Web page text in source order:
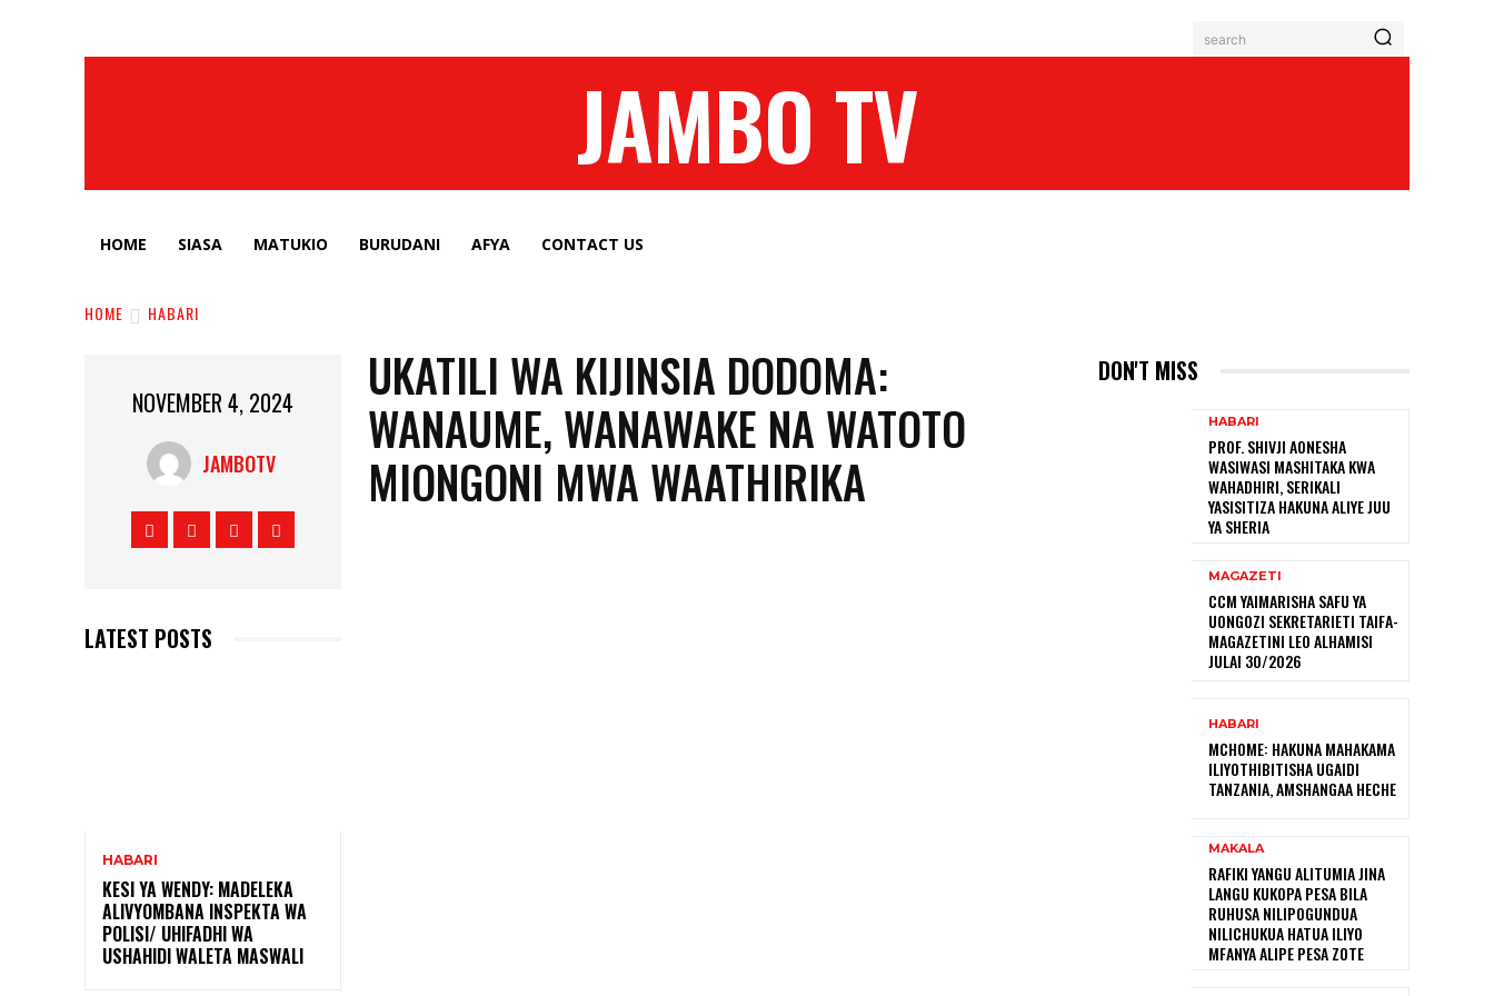
search
JAMBO TV
HOME SIASA MATUKIO BURUDANI AFYA CONTACT US
HOME HABARI
NOVEMBER 4, 2024
JAMBOTV
LATEST POSTS
HABARI
KESI YA WENDY: MADELEKA
ALIVYOMBANA INSPEKTA WA
POLISI/ UHIFADHI WA
USHAHIDI WALETA MASWALI
UKATILI WA KIJINSIA DODOMA:
WANAUME, WANAWAKE NA WATOTO
MIONGONI MWA WAATHIRIKA
DON'T MISS
HABARI
PROF. SHIVJI AONESHA
WASIWASI MASHITAKA KWA
WAHADHIRI, SERIKALI
YASISITIZA HAKUNA ALIYE JUU
YA SHERIA
MAGAZETI
CCM YAIMARISHA SAFU YA
UONGOZI SEKRETARIETI TAIFA-
MAGAZETINI LEO ALHAMISI
JULAI 30/2026
HABARI
MCHOME: HAKUNA MAHAKAMA
ILIYOTHIBITISHA UGAIDI
TANZANIA, AMSHANGAA HECHE
MAKALA
RAFIKI YANGU ALITUMIA JINA
LANGU KUKOPA PESA BILA
RUHUSA NILIPOGUNDUA
NILICHUKUA HATUA ILIYO
MFANYA ALIPE PESA ZOTE